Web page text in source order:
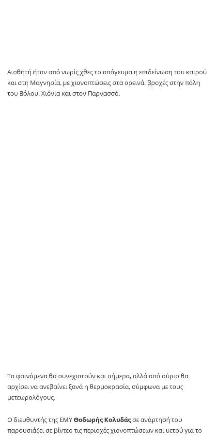
Αισθητή ήταν από νωρίς χθες το απόγευμα η επιδείνωση του καιρού
και στη Μαγνησία, με χιονοπτώσεις στα ορεινά, βροχές στην πόλη
του Βόλου. Χιόνια και στον Παρνασσό.
Τα φαινόμενα θα συνεχιστούν και σήμερα, αλλά από αύριο θα
αρχίσει να ανεβαίνει ξανά η θερμοκρασία, σύμφωνα με τους
μετεωρολόγους.
Ο διευθυντής της ΕΜΥΘοδωρής Κολυδάςσε ανάρτησή του
παρουσιάζει σε βίντεο τις περιοχές χιονοπτώσεων και υετού για το